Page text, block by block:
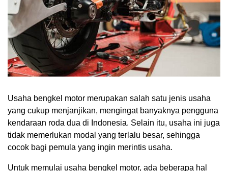
Usaha bengkel motor merupakan salah satu jenis usaha
yang cukup menjanjikan, mengingat banyaknya pengguna
kendaraan roda dua di Indonesia. Selain itu, usaha ini juga
tidak memerlukan modal yang terlalu besar, sehingga
cocok bagi pemula yang ingin merintis usaha.
Untuk memulai usaha bengkel motor, ada beberapa hal